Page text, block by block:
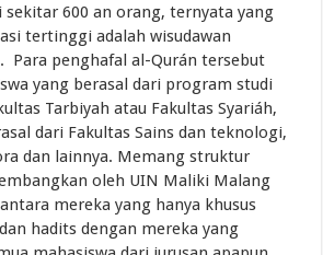
sekitar 600 an orang, ternyata yang
tertinggi adalah wisudawan
Para penghafal al-Qurán tersebut
yang berasal dari program studi
Tarbiyah atau Fakultas Syariáh,
dari Fakultas Sains dan teknologi,
dan lainnya. Memang struktur
oleh UIN Maliki Malang
mereka yang hanya khusus
hadits dengan mereka yang